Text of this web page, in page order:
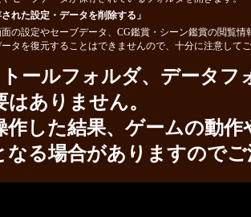
された設定・データを削除する」
の設定やセーブデータ、CG鑑賞・シーン鑑賞の閲覧
タを復元することはできませんので、十分に注意して
ールフォルダ、データフ
はありません。
作した結果、ゲームの動
なる場合がありますので